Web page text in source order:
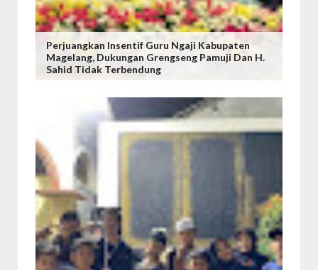
Perjuangkan Insentif Guru Ngaji Kabupaten
Magelang, Dukungan Grengseng Pamuji Dan H.
Sahid Tidak Terbendung